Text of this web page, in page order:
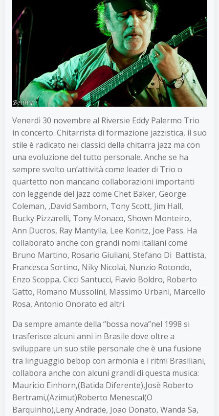
Venerdì 30 novembre al Riversie Eddy Palermo Trio
in concerto. Chitarrista di formazione jazzistica, il suo
stile è radicato nei classici della chitarra jazz ma con
una evoluzione del tutto personale. Anche se ha
sempre svolto un’attività come leader di Trio o
quartetto non mancano collaborazioni importanti
con leggende del jazz come Chet Baker, George
Coleman, ,David Samborn, Tony Scott, Jim Hall,
Bucky Pizzarelli, Tony Monaco, Shown Monteiro,
Ann Ducros, Ray Mantylla, Lee Konitz, Joe Pass. Ha
collaborato anche con grandi nomi italiani come
Bruno Martino, Rosario Giuliani, Stefano Di Battista,
Francesca Sortino, Niky Nicolai, Nunzio Rotondo,
Enzo Scoppa, Cicci Santucci, Flavio Boldro, Roberto
Gatto, Romano Mussolini, Massimo Urbani, Marcello
Rosa, Antonio Onorato ed altri.
Da sempre amante della “bossa nova”nel 1998 si
trasferisce alcuni anni in Brasile dove oltre a
sviluppare un suo stile personale che è una fusione
tra linguaggio bebop con armonia e i ritmi Brasiliani,
collabora anche con alcuni grandi di questa musica:
Mauricio Einhorn,(Batida Diferente),Josè Roberto
Bertrami,(Azimut)Roberto Menescal(O
Barquinho),Leny Andrade, Joao Donato, Wanda Sa,